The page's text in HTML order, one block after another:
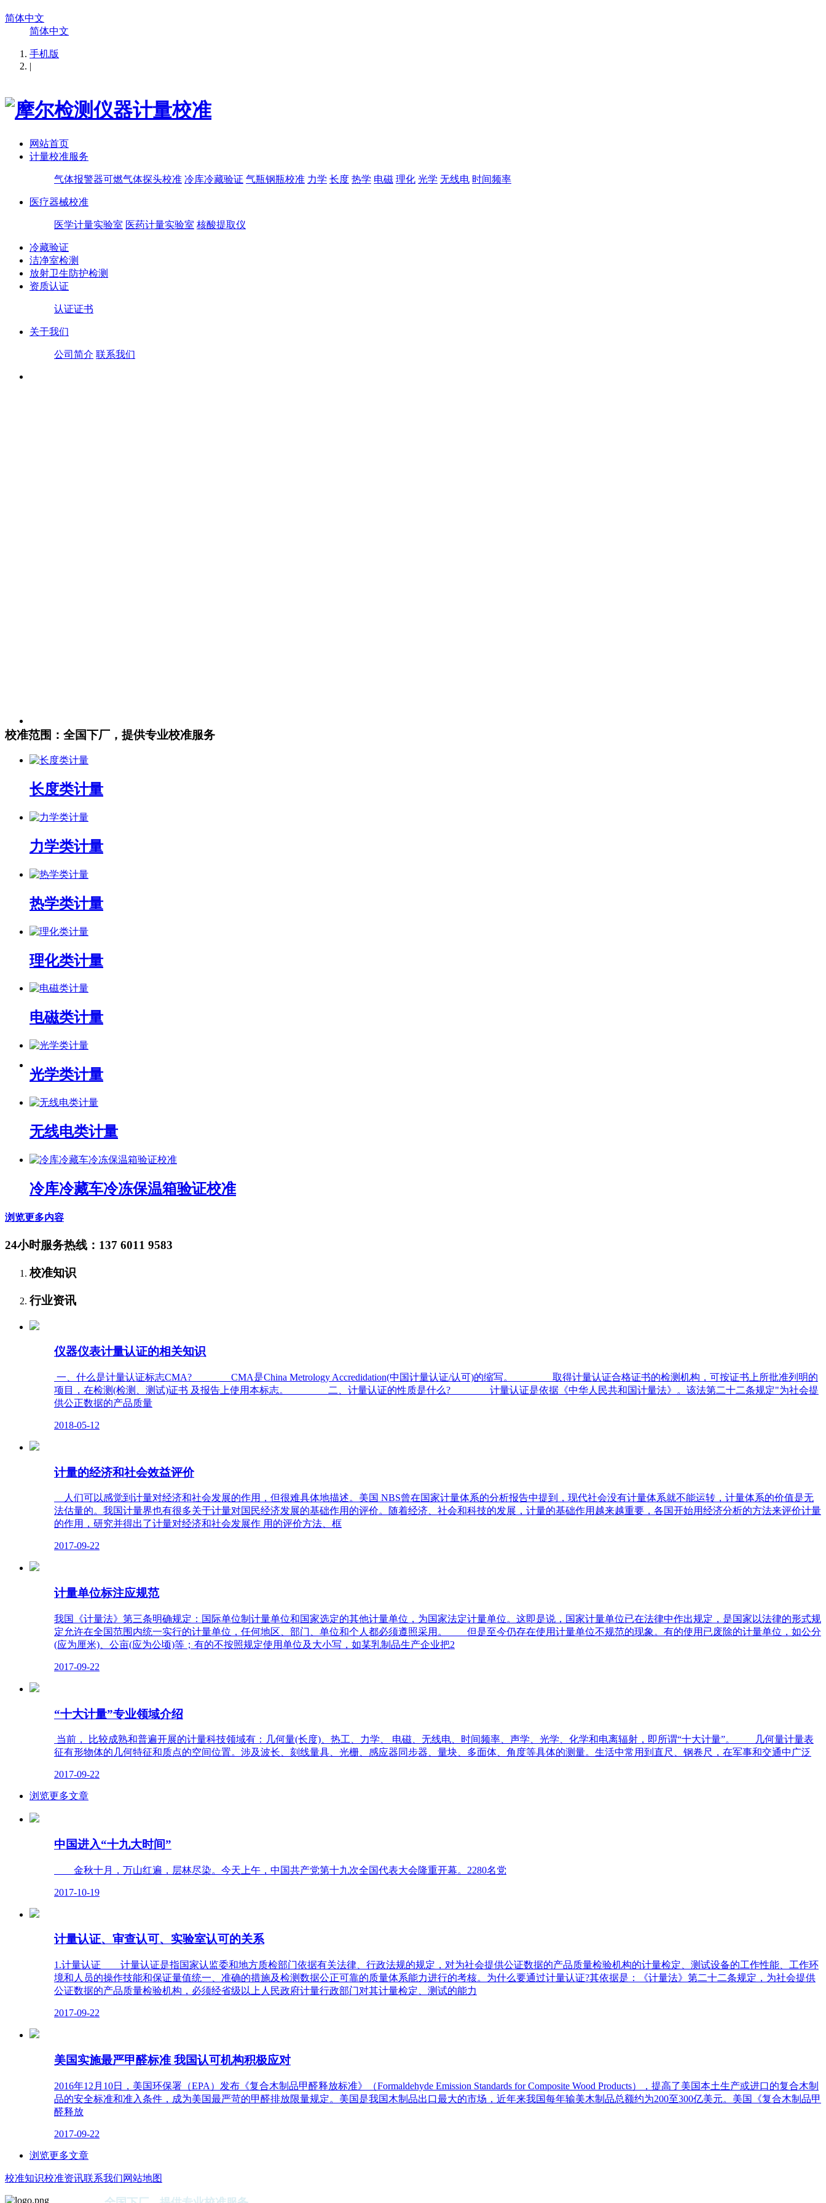
简体中文
简体中文
手机版
|
网站首页
计量校准服务
气体报警器可燃气体探头校准 冷库冷藏验证 气瓶钢瓶校准 力学 长度 热学 电磁 理化 光学 无线电 时间频率
医疗器械校准
医学计量实验室 医药计量实验室 核酸提取仪
冷藏验证
洁净室检测
放射卫生防护检测
资质认证
认证证书
关于我们
公司简介 联系我们
校准范围：全国下厂，提供专业校准服务
长度类计量
力学类计量
热学类计量
理化类计量
电磁类计量
光学类计量
无线电类计量
冷库冷藏车冷冻保温箱验证校准
浏览更多内容
24小时服务热线：137 6011 9583
校准知识
行业资讯
仪器仪表计量认证的相关知识
一、什么是计量认证标志CMA? CMA是China Metrology Accredidation(中国计量认证/认可)的缩写。 取得计量认证合格证书的检测机构，可按证书上所批准列明的
项目，在检测(检测、测试)证书 及报告上使用本标志。 二、计量认证的性质是什么? 计量认证是依据《中华人民共和国计量法》。该法第二十二条规定"为社会提
供公正数据的产品质量
2018-05-12
计量的经济和社会效益评价
人们可以感觉到计量对经济和社会发展的作用，但很难具体地描述。美国 NBS曾在国家计量体系的分析报告中提到，现代社会没有计量体系就不能运转，计量体系的价值是无
法估量的。我国计量界也有很多关于计量对国民经济发展的基础作用的评价。随着经济、社会和科技的发展，计量的基础作用越来越重要，各国开始用经济分析的方法来评价计量
的作用，研究并得出了计量对经济和社会发展作 用的评价方法、框
2017-09-22
计量单位标注应规范
我国《计量法》第三条明确规定：国际单位制计量单位和国家选定的其他计量单位，为国家法定计量单位。这即是说，国家计量单位已在法律中作出规定，是国家以法律的形式规
定允许在全国范围内统一实行的计量单位，任何地区、部门、单位和个人都必须遵照采用。 但是至今仍存在使用计量单位不规范的现象。有的使用已废除的计量单位，如公分
(应为厘米)、公亩(应为公顷)等；有的不按照规定使用单位及大小写，如某乳制品生产企业把2
2017-09-22
“十大计量”专业领域介绍
当前， 比较成熟和普遍开展的计量科技领域有：几何量(长度)、热工、力学、 电磁、无线电、时间频率、声学、光学、化学和电离辐射，即所谓“十大计量”。 几何量计量表
征有形物体的几何特征和质点的空间位置。涉及波长、刻线量具、光栅、感应器同步器、量块、多面体、角度等具体的测量。生活中常用到直尺、钢卷尺，在军事和交通中广泛
2017-09-22
浏览更多文章
中国进入“十九大时间”
金秋十月，万山红遍，层林尽染。今天上午，中国共产党第十九次全国代表大会隆重开幕。2280名党
2017-10-19
计量认证、审查认可、实验室认可的关系
1.计量认证 计量认证是指国家认监委和地方质检部门依据有关法律、行政法规的规定，对为社会提供公证数据的产品质量检验机构的计量检定、测试设备的工作性能、工作环
境和人员的操作技能和保证量值统一、准确的措施及检测数据公正可靠的质量体系能力进行的考核。为什么要通过计量认证?其依据是：《计量法》第二十二条规定，为社会提供
公证数据的产品质量检验机构，必须经省级以上人民政府计量行政部门对其计量检定、测试的能力
2017-09-22
美国实施最严甲醛标准 我国认可机构积极应对
2016年12月10日，美国环保署（EPA）发布《复合木制品甲醛释放标准》（Formaldehyde Emission Standards for Composite Wood Products），提高了美国本土生产或进口的复合木制
品的安全标准和准入条件，成为美国最严苛的甲醛排放限量规定。美国是我国木制品出口最大的市场，近年来我国每年输美木制品总额约为200至300亿美元。美国《复合木制品甲
醛释放
2017-09-22
浏览更多文章
校准知识校准资讯联系我们网站地图